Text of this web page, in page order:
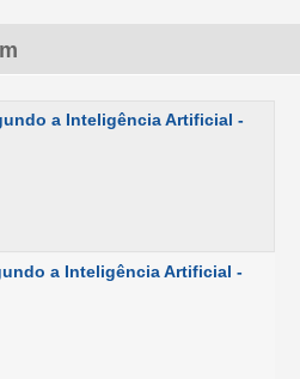
a Inteligência Artificial -
a Inteligência Artificial -